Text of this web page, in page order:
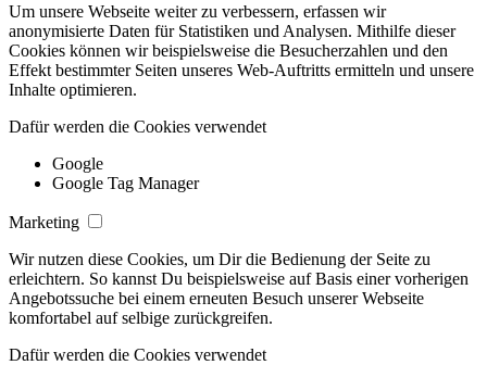
Um unsere Webseite weiter zu verbessern, erfassen wir
anonymisierte Daten für Statistiken und Analysen. Mithilfe dieser
Cookies können wir beispielsweise die Besucherzahlen und den
Effekt bestimmter Seiten unseres Web-Auftritts ermitteln und unsere
Inhalte optimieren.
Dafür werden die Cookies verwendet
Google
Google Tag Manager
Marketing
Wir nutzen diese Cookies, um Dir die Bedienung der Seite zu
erleichtern. So kannst Du beispielsweise auf Basis einer vorherigen
Angebotssuche bei einem erneuten Besuch unserer Webseite
komfortabel auf selbige zurückgreifen.
Dafür werden die Cookies verwendet